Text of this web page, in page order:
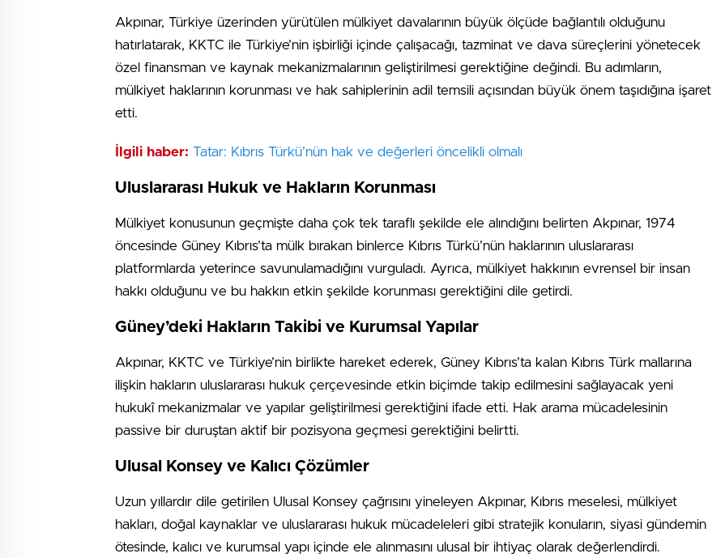
Akpınar, Türkiye üzerinden yürütülen mülkiyet davalarının büyük ölçüde bağlantılı olduğunu
hatırlatarak, KKTC ile Türkiye’nin işbirliği içinde çalışacağı, tazminat ve dava süreçlerini yönetecek
özel finansman ve kaynak mekanizmalarının geliştirilmesi gerektiğine değindi. Bu adımların,
mülkiyet haklarının korunması ve hak sahiplerinin adil temsili açısından büyük önem taşıdığına işaret
etti.
İlgili haber: Tatar: Kıbrıs Türkü’nün hak ve değerleri öncelikli olmalı
Uluslararası Hukuk ve Hakların Korunması
Mülkiyet konusunun geçmişte daha çok tek taraflı şekilde ele alındığını belirten Akpınar, 1974
öncesinde Güney Kıbrıs’ta mülk bırakan binlerce Kıbrıs Türkü’nün haklarının uluslararası
platformlarda yeterince savunulamadığını vurguladı. Ayrıca, mülkiyet hakkının evrensel bir insan
hakkı olduğunu ve bu hakkın etkin şekilde korunması gerektiğini dile getirdi.
Güney’deki Hakların Takibi ve Kurumsal Yapılar
Akpınar, KKTC ve Türkiye’nin birlikte hareket ederek, Güney Kıbrıs’ta kalan Kıbrıs Türk mallarına
ilişkin hakların uluslararası hukuk çerçevesinde etkin biçimde takip edilmesini sağlayacak yeni
hukukî mekanizmalar ve yapılar geliştirilmesi gerektiğini ifade etti. Hak arama mücadelesinin
passive bir duruştan aktif bir pozisyona geçmesi gerektiğini belirtti.
Ulusal Konsey ve Kalıcı Çözümler
Uzun yıllardır dile getirilen Ulusal Konsey çağrısını yineleyen Akpınar, Kıbrıs meselesi, mülkiyet
hakları, doğal kaynaklar ve uluslararası hukuk mücadeleleri gibi stratejik konuların, siyasi gündemin
ötesinde, kalıcı ve kurumsal yapı içinde ele alınmasını ulusal bir ihtiyaç olarak değerlendirdi.